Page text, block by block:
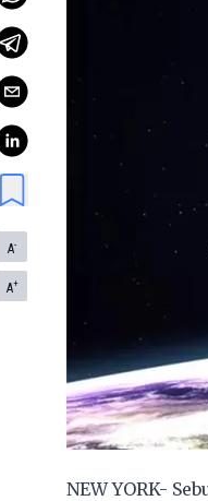
A-
A+
NEW YORK-